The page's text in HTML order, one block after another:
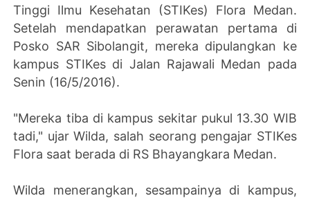
Tinggi Ilmu Kesehatan (STIKes) Flora Medan.
Setelah mendapatkan perawatan pertama di
Posko SAR Sibolangit, mereka dipulangkan ke
kampus STIKes di Jalan Rajawali Medan pada
Senin (16/5/2016).
"Mereka tiba di kampus sekitar pukul 13.30 WIB
tadi," ujar Wilda, salah seorang pengajar STIKes
Flora saat berada di RS Bhayangkara Medan.
Wilda menerangkan, sesampainya di kampus,